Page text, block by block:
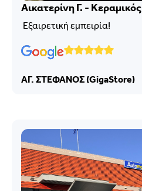
Αικατερίνη Γ. - Κεραμικός
Εξαιρετική εμπειρία!
ΑΓ. ΣΤΕΦΑΝΟΣ (GigaStore)